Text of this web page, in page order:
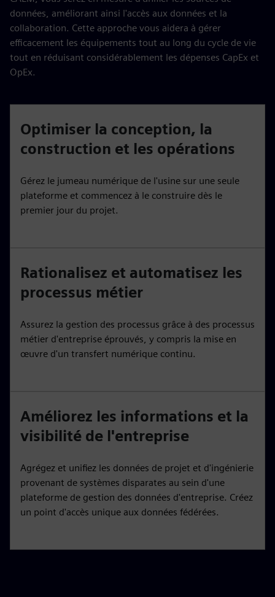
données, améliorant ainsi l'accès aux données et la
collaboration. Cette approche vous aidera à gérer
efficacement les équipements tout au long du cycle de vie
tout en réduisant considérablement les dépenses CapEx et
OpEx.
Optimiser la conception, la
construction et les opérations
Gérez le jumeau numérique de l'usine sur une seule
plateforme et commencez à le construire dès le
premier jour du projet.
Rationalisez et automatisez les
processus métier
Assurez la gestion des processus grâce à des processus
métier d'entreprise éprouvés, y compris la mise en
œuvre d'un transfert numérique continu.
Améliorez les informations et la
visibilité de l'entreprise
Agrégez et unifiez les données de projet et d'ingénierie
provenant de systèmes disparates au sein d'une
plateforme de gestion des données d'entreprise. Créez
un point d'accès unique aux données fédérées.